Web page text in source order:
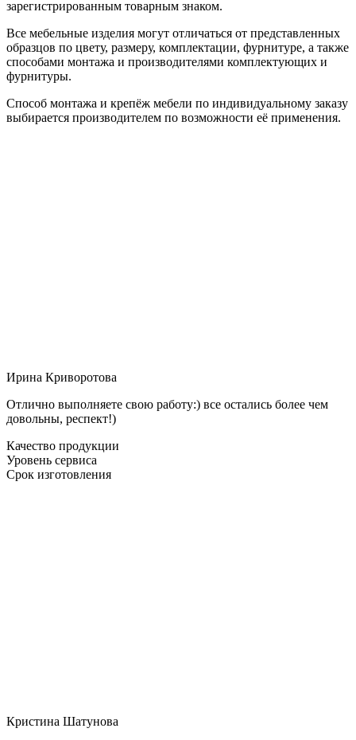
зарегистрированным товарным знаком.
Все мебельные изделия могут отличаться от представленных
образцов по цвету, размеру, комплектации, фурнитуре, а также
способами монтажа и производителями комплектующих и
фурнитуры.
Способ монтажа и крепёж мебели по индивидуальному заказу
выбирается производителем по возможности её применения.
Ирина Криворотова
Отлично выполняете свою работу:) все остались более чем
довольны, респект!)
Качество продукции
Уровень сервиса
Срок изготовления
Кристина Шатунова